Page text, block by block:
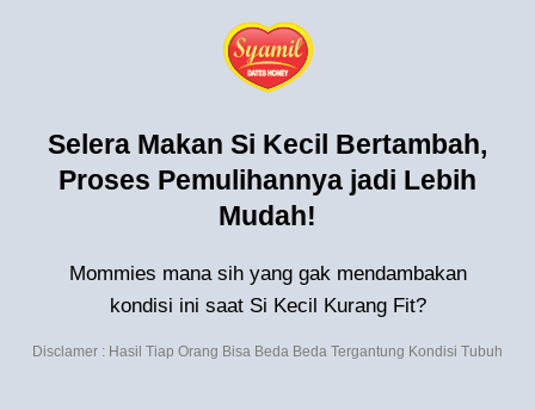
Selera Makan Si Kecil Bertambah,
Proses Pemulihannya jadi Lebih
Mudah!
Mommies mana sih yang gak mendambakan
kondisi ini saat Si Kecil Kurang Fit?
Disclamer : Hasil Tiap Orang Bisa Beda Beda Tergantung Kondisi Tubuh